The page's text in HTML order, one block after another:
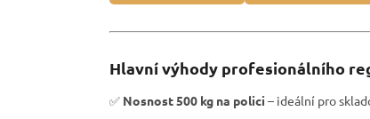
Hlavní výhody profesionálního
✅ Nosnost 500 kg na polici – ideální pro